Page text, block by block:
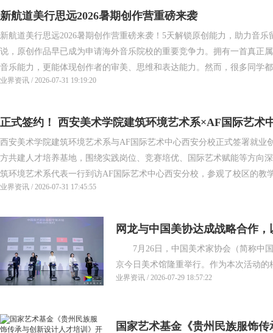
新航道美行思远2026暑期创作营重磅来袭
新航道美行思远2026暑期创作营重磅来袭！5天解锁原创能力，助力音
说，原创作品早已成为申请海外音乐院校的重要竞争力。拥有一首真正
音乐能力，更能体现创作者的审美、思维和表达能力。然而，很多同学
业界资讯 / 2026-07-31 19:19:20
正式签约！ 西安美术学院建筑环境艺术系×AF国际艺术
践基地
西安美术学院建筑环境艺术系与AF国际艺术中心西安分校正式签署就业
方共建人才培养基地，围绕实践岗位、竞赛培优、国际艺术赋能等方向
筑环境艺术系代表一行到访AF国际艺术中心西安分校，参观了校区的教
业界资讯 / 2026-07-31 17:45:55
网龙与中国美协达成战略合作
篇章
7月26日，中国美术家协会（简称中国
京今日美术馆隆重举行。作为本次活动的
业界资讯 / 2026-07-29 18:57:22
国家艺术基金《贵州民族服饰